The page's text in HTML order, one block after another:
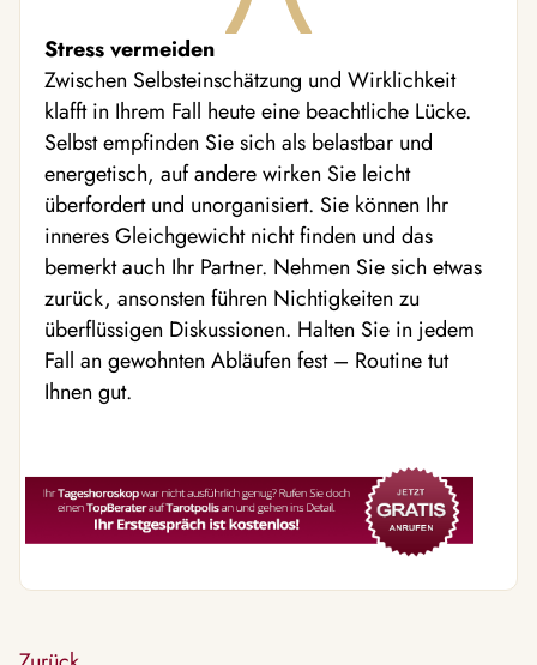
Stress vermeiden
Zwischen Selbsteinschätzung und Wirklichkeit
klafft in Ihrem Fall heute eine beachtliche Lücke.
Selbst empfinden Sie sich als belastbar und
energetisch, auf andere wirken Sie leicht
überfordert und unorganisiert. Sie können Ihr
inneres Gleichgewicht nicht finden und das
bemerkt auch Ihr Partner. Nehmen Sie sich etwas
zurück, ansonsten führen Nichtigkeiten zu
überflüssigen Diskussionen. Halten Sie in jedem
Fall an gewohnten Abläufen fest – Routine tut
Ihnen gut.